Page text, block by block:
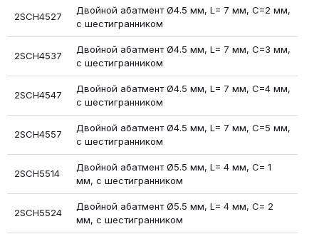
2SCH4527
Двойной абатмент Ø4.5 мм, L= 7 мм, С=2 мм,
с шестигранником
2SCH4537
Двойной абатмент Ø4.5 мм, L= 7 мм, С=3 мм,
с шестигранником
2SCH4547
Двойной абатмент Ø4.5 мм, L= 7 мм, С=4 мм,
с шестигранником
2SCH4557
Двойной абатмент Ø4.5 мм, L= 7 мм, С=5 мм,
с шестигранником
2SCH5514
Двойной абатмент Ø5.5 мм, L= 4 мм, С= 1
мм, с шестигранником
2SCH5524
Двойной абатмент Ø5.5 мм, L= 4 мм, С= 2
мм, с шестигранником